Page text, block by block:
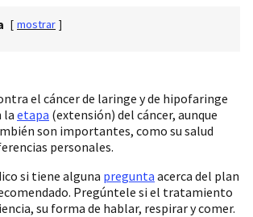
[ mostrar ]
el cáncer de laringe y de hipofaringe
la etapa (extensión) del cáncer, aunque
son importantes, como su salud
personales.
si tiene alguna pregunta acerca del plan
Pregúntele si el tratamiento
su forma de hablar, respirar y comer.